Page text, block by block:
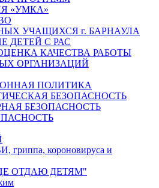
«УМКА»
УЧАЩИХСЯ г. БАРНАУЛА
ДЕТЕЙ С РАС
КАЧЕСТВА РАБОТЫ
ОРГАНИЗАЦИЙ
ПОЛИТИКА
БЕЗОПАСНОСТЬ
БЕЗОПАСНОСТЬ
гриппа, короновируса и
ОТДАЮ ДЕТЯМ"